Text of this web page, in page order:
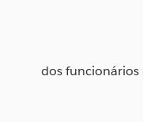
dos funcionários